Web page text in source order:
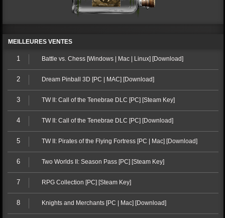
MEILLEURES VENTES
1 Battle vs. Chess [Windows | Mac | Linux] [Download]
2 Dream Pinball 3D [PC | MAC] [Download]
3 TW II: Call of the Tenebrae DLC [PC] [Steam Key]
4 TW II: Call of the Tenebrae DLC [PC] [Download]
5 TW II: Pirates of the Flying Fortress [PC | Mac] [Download]
6 Two Worlds II: Season Pass [PC] [Steam Key]
7 RPG Collection [PC] [Steam Key]
8 Knights and Merchants [PC | Mac] [Download]